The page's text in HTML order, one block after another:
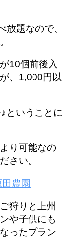
題なので、
10個前後入
、1,000円以
ということに
り可能なの
さい。
農園
狩りと上州
や子供にも
ったプラン